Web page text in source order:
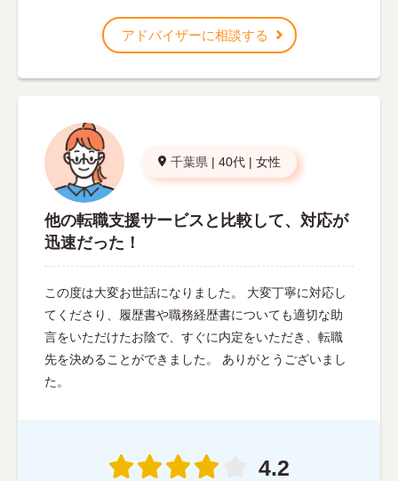
アドバイザーに相談する
千葉県 | 40代 | 女性
他の転職支援サービスと比較して、対応が
迅速だった！
この度は大変お世話になりました。 大変丁寧に対応し
てくださり、履歴書や職務経歴書についても適切な助
言をいただけたお陰で、すぐに内定をいただき、転職
先を決めることができました。 ありがとうございまし
た。
4.2